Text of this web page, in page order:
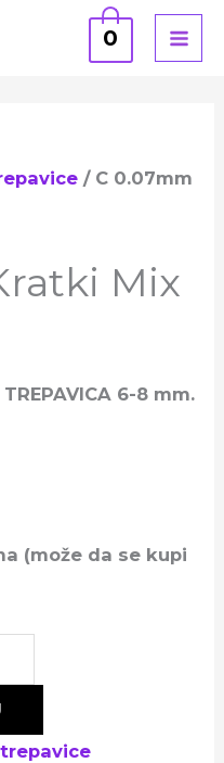
0
/ C 0.07mm
Mix
6-8 mm.
(može da se kupi